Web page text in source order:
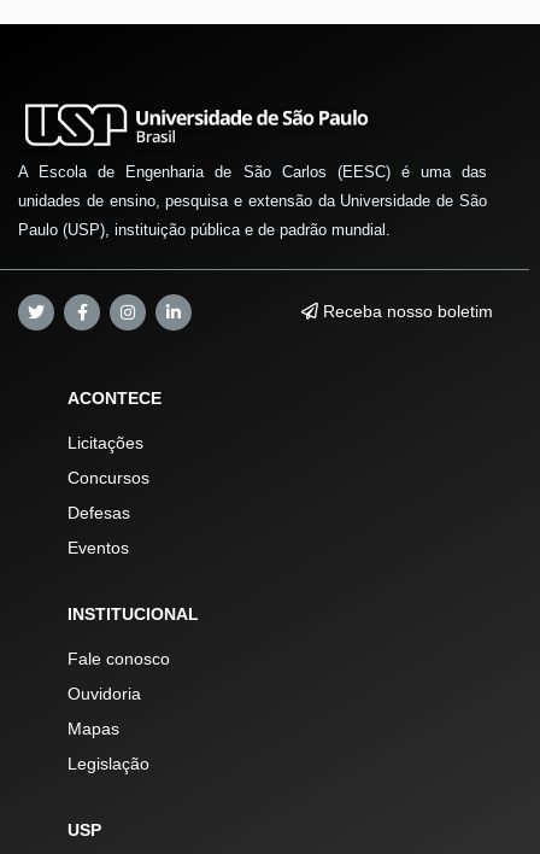
A Escola de Engenharia de São Carlos (EESC) é uma das
unidades de ensino, pesquisa e extensão da Universidade de São
Paulo (USP), instituição pública e de padrão mundial.
Receba nosso boletim
ACONTECE
Licitações
Concursos
Defesas
Eventos
INSTITUCIONAL
Fale conosco
Ouvidoria
Mapas
Legislação
USP